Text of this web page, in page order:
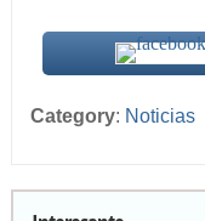
Category: Noticias